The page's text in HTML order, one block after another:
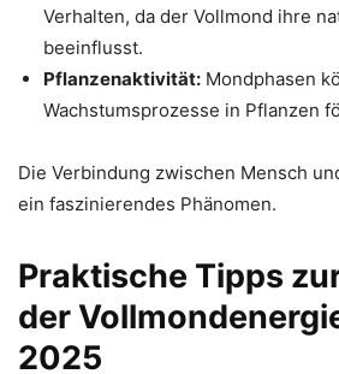
Verhalten, da der Vollmond ihre
beeinflusst.
Pflanzenaktivität: Mondphasen
Wachstumsprozesse in Pflanzen
Die Verbindung zwischen Mensch
ein faszinierendes Phänomen.
Praktische Tipps
der
2025